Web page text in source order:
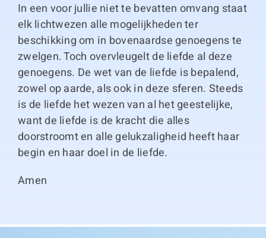
In een voor jullie niet te bevatten omvang staat
elk lichtwezen alle mogelijkheden ter
beschikking om in bovenaardse genoegens te
zwelgen. Toch overvleugelt de liefde al deze
genoegens. De wet van de liefde is bepalend,
zowel op aarde, als ook in deze sferen. Steeds
is de liefde het wezen van al het geestelijke,
want de liefde is de kracht die alles
doorstroomt en alle gelukzaligheid heeft haar
begin en haar doel in de liefde.
Amen